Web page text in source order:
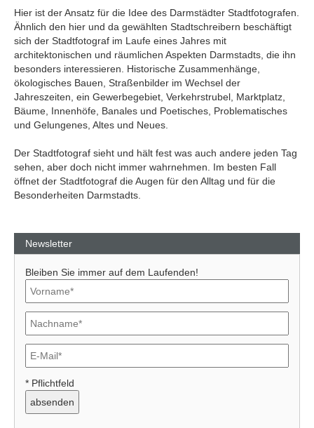
Hier ist der Ansatz für die Idee des Darmstädter Stadtfotografen.
Ähnlich den hier und da gewählten Stadtschreibern beschäftigt
sich der Stadtfotograf im Laufe eines Jahres mit
architektonischen und räumlichen Aspekten Darmstadts, die ihn
besonders interessieren. Historische Zusammenhänge,
ökologisches Bauen, Straßenbilder im Wechsel der
Jahreszeiten, ein Gewerbegebiet, Verkehrstrubel, Marktplatz,
Bäume, Innenhöfe, Banales und Poetisches, Problematisches
und Gelungenes, Altes und Neues.
Der Stadtfotograf sieht und hält fest was auch andere jeden Tag
sehen, aber doch nicht immer wahrnehmen. Im besten Fall
öffnet der Stadtfotograf die Augen für den Alltag und für die
Besonderheiten Darmstadts.
Newsletter
Bleiben Sie immer auf dem Laufenden!
* Pflichtfeld